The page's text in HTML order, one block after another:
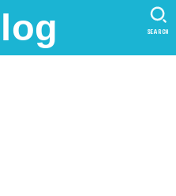
SEARCH